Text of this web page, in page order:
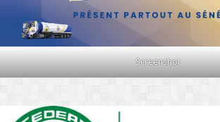
Screenshot